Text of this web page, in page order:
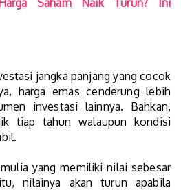
Saham Naik Turun? Ini
jangka panjang yang cocok
harga emas cenderung lebih
investasi lainnya. Bahkan,
tiap tahun walaupun kondisi
yang memiliki nilai sebesar
nilainya akan turun apabila